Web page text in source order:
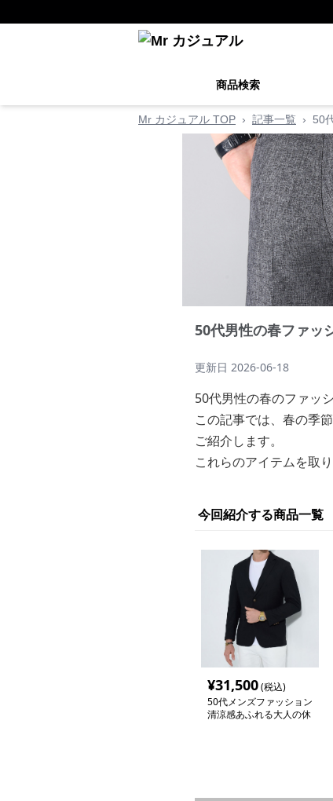
商品検索
Mr カジュアル TOP › 記事一覧 › 50
50代男性の春ファッ
更新日 2026-06-18
50代男性の春のファッ
この記事では、春の季
ご紹介します。
これらのアイテムを取
今回紹介する商品一覧
¥31,500(税込)
50代メンズファッション
清涼感あふれる大人の休